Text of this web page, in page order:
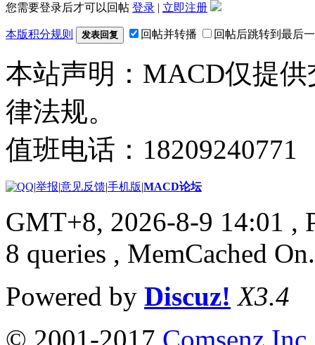
您需要登录后才可以回帖 登录 | 立即注册
本版积分规则 发表回复 回帖并转播 回帖后跳转到最后
本站声明：MACD仅提
律法规。
值班电话：
|举报|意见反馈|手机版|MACD论坛
GMT+8, 2026-8-9 14:01 ,
8 queries , MemCached On.
Powered by Discuz! X3.4
© 2001-2017 Comsenz Inc.